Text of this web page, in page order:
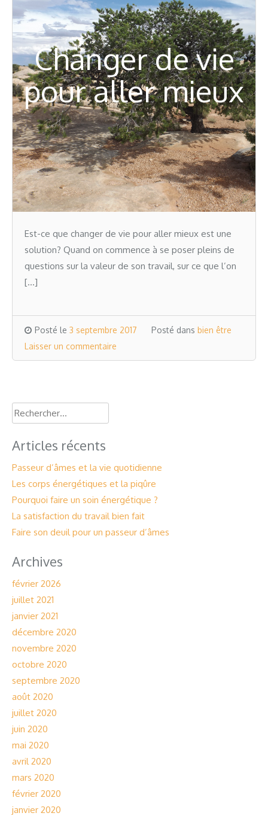
Changer de vie
pour aller mieux
Est-ce que changer de vie pour aller mieux est une
solution? Quand on commence à se poser pleins de
questions sur la valeur de son travail, sur ce que l’on
[…]
Posté le 3 septembre 2017 Posté dans bien être
Laisser un commentaire
Rechercher :
Articles récents
Passeur d’âmes et la vie quotidienne
Les corps énergétiques et la piqûre
Pourquoi faire un soin énergétique ?
La satisfaction du travail bien fait
Faire son deuil pour un passeur d’âmes
Archives
février 2026
juillet 2021
janvier 2021
décembre 2020
novembre 2020
octobre 2020
septembre 2020
août 2020
juillet 2020
juin 2020
mai 2020
avril 2020
mars 2020
février 2020
janvier 2020